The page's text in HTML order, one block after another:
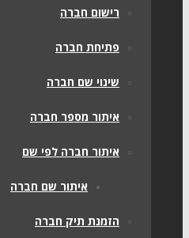
רישום חברה
פתיחת חברה
שינוי שם חברה
איתור מספר חברה
איתור חברה לפי שם
איתור שם חברה
הזמנת תיק חברה